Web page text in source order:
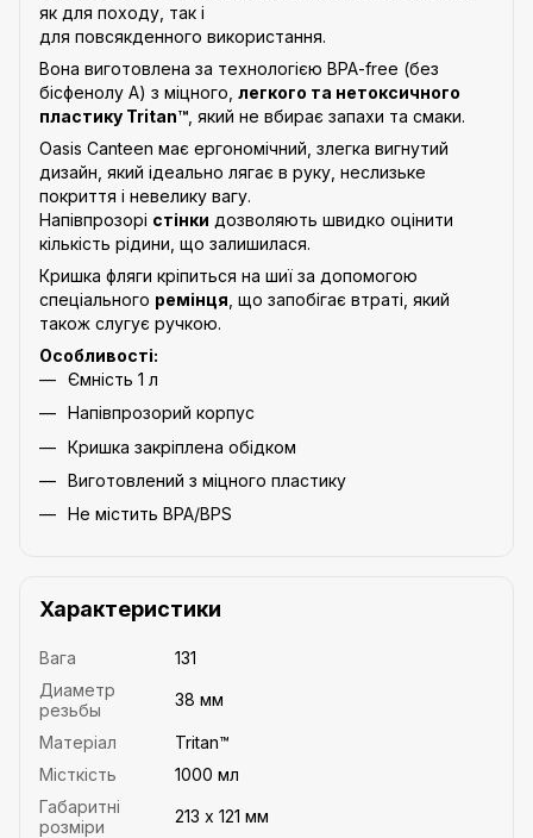
як для походу, так і
для повсякденного використання.
Вона виготовлена за технологією BPA-free (без
бісфенолу А) з міцного, легкого та нетоксичного
пластику Tritan™ , який не вбирає запахи та смаки.
Oasis Canteen має ергономічний, злегка вигнутий
дизайн, який ідеально лягає в руку, неслизьке
покриття і невелику вагу.
Напівпрозорі стінки дозволяють швидко оцінити
кількість рідини, що залишилася.
Кришка фляги кріпиться на шиї за допомогою
спеціального ремінця , що запобігає втраті, який
також слугує ручкою.
Особливості:
Ємність 1 л
Напівпрозорий корпус
Кришка закріплена обідком
Виготовлений з міцного пластику
Не містить BPA/BPS
Характеристики
Вага
131
Диаметр
резьбы
38 мм
Матеріал
Tritan™
Місткість
1000 мл
Габаритні
розміри
213 х 121 мм